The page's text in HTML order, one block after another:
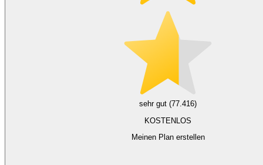
sehr gut (77.416)
KOSTENLOS
Meinen Plan erstellen